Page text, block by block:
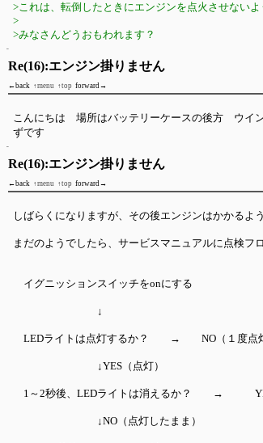
>これは、転倒したときにエンジンを点火させない
>
>みなさんどうおもわれます？
Re(16):エンジン掛りません
←back ↑menu ↑top forward→
こんにちは 場所はバッテリーケースの後方 ウイ
ずです
Re(16):エンジン掛りません
←back ↑menu ↑top forward→
しばらくになりますが、その後エンジンはかかるよ
まだのようでしたら、サービスマニュアルに点検フ
イグニッションスイッチをonにす
↓ ↑
LEDライトは点灯するか？ → NO（１度点灯
↓YES（点
1～2秒後、LEDライトは消えるか？ →
↓NO（点灯